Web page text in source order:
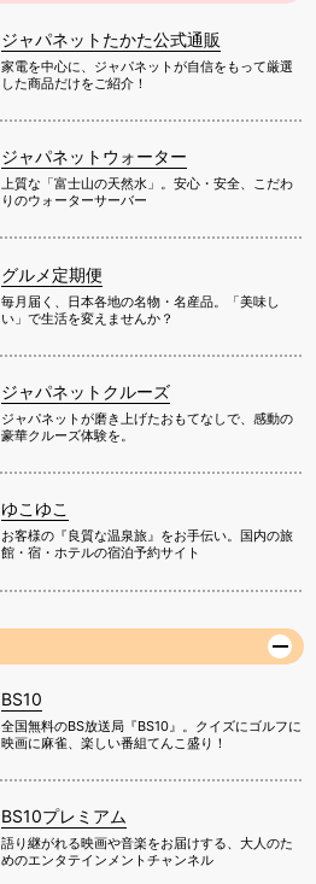
ジャパネットたかた公式通販
家電を中心に、ジャパネットが自信をもって厳選
した商品だけをご紹介！
ジャパネットウォーター
上質な「富士山の天然水」。安心・安全、こだわ
りのウォーターサーバー
グルメ定期便
毎月届く、日本各地の名物・名産品。「美味し
い」で生活を変えませんか？
ジャパネットクルーズ
ジャパネットが磨き上げたおもてなしで、感動の
豪華クルーズ体験を。
ゆこゆこ
お客様の『良質な温泉旅』をお手伝い。国内の旅
館・宿・ホテルの宿泊予約サイト
BS10
全国無料のBS放送局『BS10』。クイズにゴルフに
映画に麻雀、楽しい番組てんこ盛り！
BS10プレミアム
語り継がれる映画や音楽をお届けする、大人のた
めのエンタテインメントチャンネル